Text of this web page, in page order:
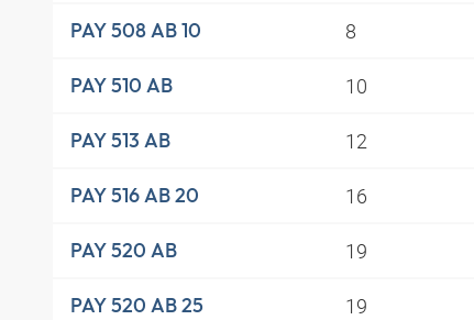
PAY 508 AB 10 8
PAY 510 AB 10
PAY 513 AB 12
PAY 516 AB 20 16
PAY 520 AB 19
PAY 520 AB 25 19